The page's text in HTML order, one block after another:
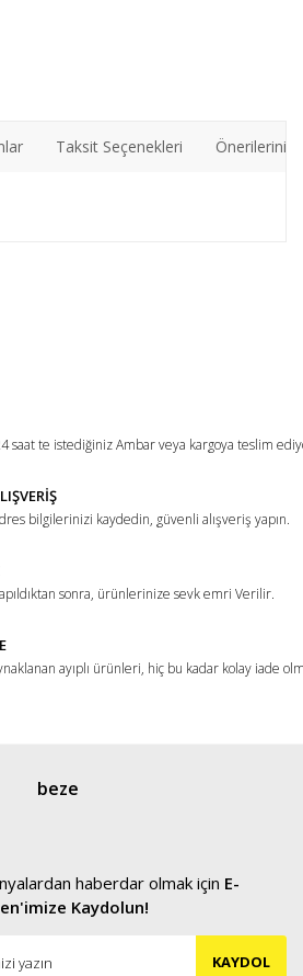
Taksit Seçenekleri Önerileriniz
eksik bilgiler bulunuyor.
daha pahalı.
alternatifler olmalı.
Gönder
saat te istediğiniz Ambar veya kargoya teslim
bilgilerinizi kaydedin, güvenli alışveriş yapın.
sonra, ürünlerinize sevk emri Verilir.
ayıplı ürünleri, hiç bu kadar kolay iade
beze
haberdar olmak için E-
Kaydolun!
KAYDOL